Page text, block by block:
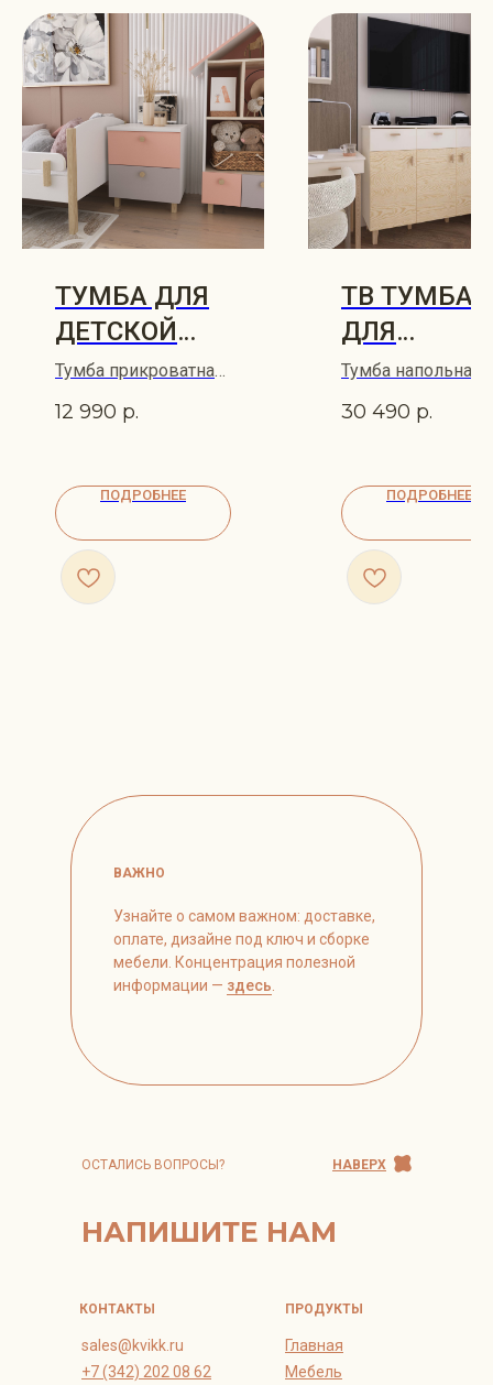
ТУМБА ДЛЯ
ДЕТСКОЙ
LYKKE
Тумба прикроватная
12 990 р.
ПОДРОБНЕЕ
ТВ ТУМБА
ДЛЯ
ДЕТСКОЙ
KVIST
Тумба напольная
30 490 р.
ПОДРОБНЕЕ
НАПИШИТЕ НАМ
ОСТАЛИСЬ ВОПРОСЫ?
+7 (342) 202 08 62
Главная
Мебель
НАВЕРХ
sales@kvikk.ru
ПРОДУКТЫ
ВАЖНО
КОНТАКТЫ
Узнайте о самом важном: доставке,
оплате, дизайне под ключ и сборке
мебели. Концентрация полезной
информации — здесь